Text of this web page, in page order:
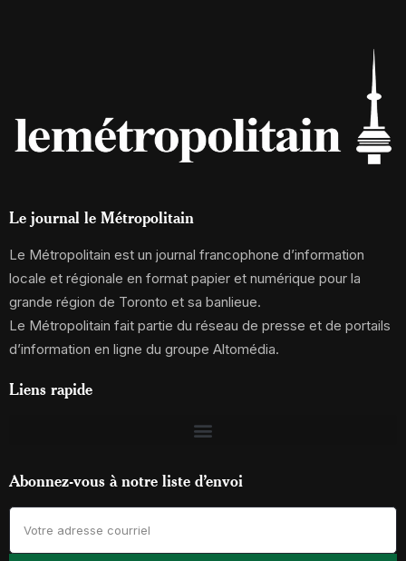
Le journal le Métropolitain
Le Métropolitain est un journal francophone d’information
locale et régionale en format papier et numérique pour la
grande région de Toronto et sa banlieue.
Le Métropolitain fait partie du réseau de presse et de portails
d’information en ligne du groupe Altomédia.
Liens rapide
Abonnez-vous à notre liste d’envoi